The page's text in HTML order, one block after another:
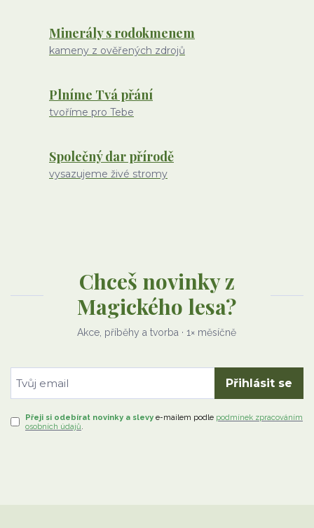
Minerály s rodokmenem
kameny z ověřených zdrojů
Plníme Tvá přání
tvoříme pro Tebe
Společný dar přírodě
vysazujeme živé stromy
Chceš novinky z
Magického lesa?
Akce, příběhy a tvorba · 1× měsíčně
Přihlásit se
Přeji si odebírat novinky a slevy e-mailem podle podmínek zpracováním
osobních údajů.